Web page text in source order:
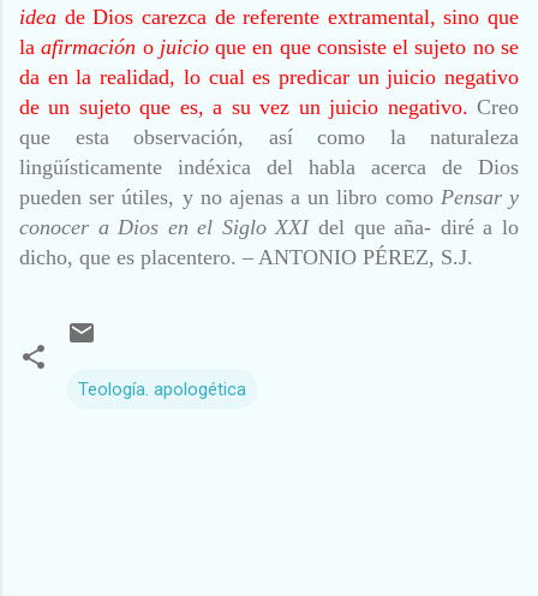
idea de Dios carezca de referente extramental, sino que
laafirmación o juicioque en que consiste el sujeto no se
da en la realidad, lo cual es predicar un juicio negativo
de un sujeto que es, a su vez un juicio negativo. Creo
que esta observación, así como la naturaleza
lingüísticamente indéxica del habla acerca de Dios
pueden ser útiles, y no ajenas a un libro como Pensar y
conocer a Dios en el Siglo XXIdel que aña- diré a lo
dicho, que es placentero. – ANTONIO PÉREZ, S.J.
Teología. apologética